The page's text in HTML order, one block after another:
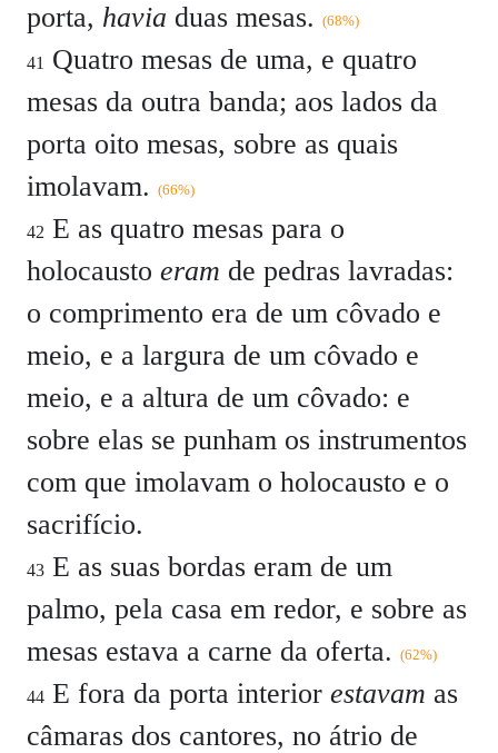
porta, havia duas mesas. (68%)
41
Quatro mesas de uma, e quatro
mesas da outra banda; aos lados da
porta oito mesas, sobre as quais
imolavam. (66%)
42 E as quatro mesas para o
holocausto eram de pedras lavradas:
o comprimento era de um côvado e
meio, e a largura de um côvado e
meio, e a altura de um côvado: e
sobre elas se punham os instrumentos
com que imolavam o holocausto e o
sacrifício.
43 E as suas bordas eram de um
palmo, pela casa em redor, e sobre as
mesas estava a carne da oferta. (62%)
44 E fora da porta interior estavam as
câmaras dos cantores, no átrio de